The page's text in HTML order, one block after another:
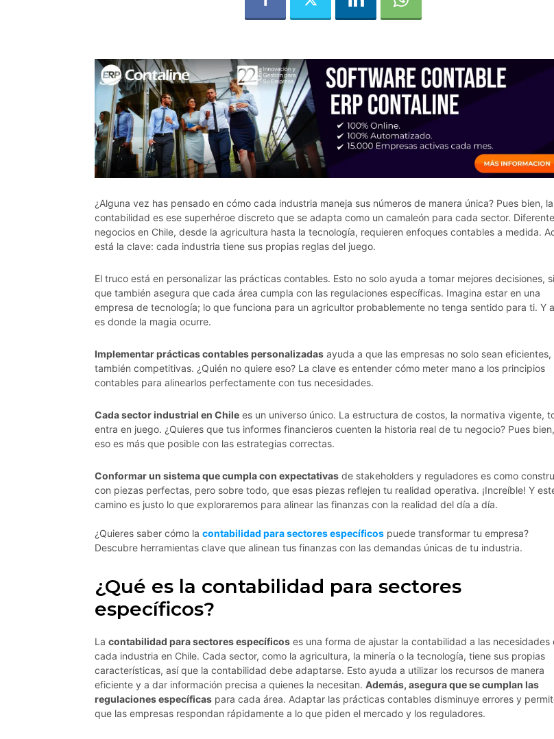
¿Alguna vez has pensado en cómo cada industria maneja sus números de manera única? Pues bien, la
contabilidad es ese superhéroe discreto que se adapta como un camaleón para cada sector.
negocios en Chile, desde la agricultura hasta la tecnología, requieren enfoques contables a medida.
está la clave: cada industria tiene sus propias reglas del juego.
El truco está en personalizar las prácticas contables. Esto no solo ayuda a tomar mejores decisiones,
que también asegura que cada área cumpla con las regulaciones específicas. Imagina estar en una
empresa de tecnología; lo que funciona para un agricultor probablemente no tenga sentido para ti. Y
es donde la magia ocurre.
Implementar prácticas contables personalizadas ayuda a que las empresas no solo sean eficientes,
también competitivas. ¿Quién no quiere eso? La clave es entender cómo meter mano a los principios
contables para alinearlos perfectamente con tus necesidades.
Cada sector industrial en Chile es un universo único. La estructura de costos, la normativa vigente,
entra en juego. ¿Quieres que tus informes financieros cuenten la historia real de tu negocio? Pues bien,
eso es más que posible con las estrategias correctas.
Conformar un sistema que cumpla con expectativas de stakeholders y reguladores es como
con piezas perfectas, pero sobre todo, que esas piezas reflejen tu realidad operativa. ¡Increíble! Y
camino es justo lo que exploraremos para alinear las finanzas con la realidad del día a día.
¿Quieres saber cómo la contabilidad para sectores específicos puede transformar tu empresa?
Descubre herramientas clave que alinean tus finanzas con las demandas únicas de tu industria.
¿Qué es la contabilidad para sectores
específicos?
La contabilidad para sectores específicos es una forma de ajustar la contabilidad a las necesidades
cada industria en Chile. Cada sector, como la agricultura, la minería o la tecnología, tiene sus propias
características, así que la contabilidad debe adaptarse. Esto ayuda a utilizar los recursos de manera
eficiente y a dar información precisa a quienes la necesitan. Además, asegura que se cumplan las
regulaciones específicas para cada área. Adaptar las prácticas contables disminuye errores y
que las empresas respondan rápidamente a lo que piden el mercado y los reguladores.